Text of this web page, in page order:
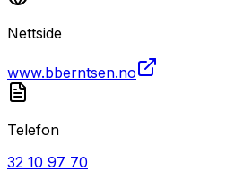
Nettside
www.bberntsen.no
Telefon
32 10 97 70